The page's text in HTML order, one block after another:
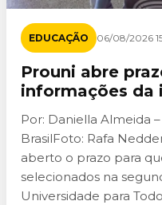
EDUCAÇÃO 06/08/2026
Prouni abre
informações da
Por: Daniella Almeida
BrasilFoto: Rafa
aberto o prazo para
selecionados na
Universidade para